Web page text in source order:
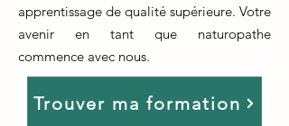
apprentissage de qualité supérieure. Votre
avenir en tant que naturopathe
commence avec nous.
Trouver ma formation